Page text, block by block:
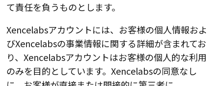
て責任を負うものとします。
Xencelabsアカウントには、お客様の個人情報およ
びXencelabsの事業情報に関する詳細が含まれてお
り、Xencelabsアカウントはお客様の個人的な利用
のみを目的としています。Xencelabsの同意なし